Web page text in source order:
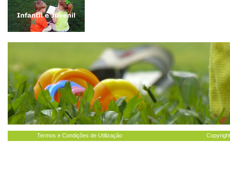
Termos e Condições de Utilização